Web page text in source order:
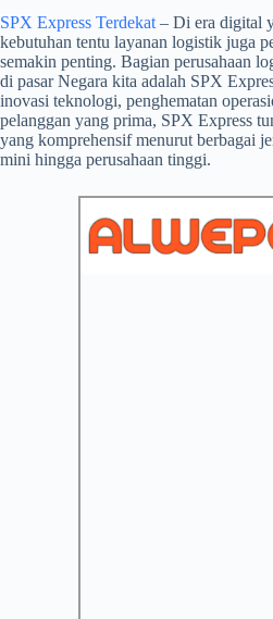
SPX Express Terdekat – Di era digital
kebutuhan tentu layanan logistik juga
semakin penting. Bagian perusahaan
di pasar Negara kita adalah SPX
inovasi teknologi, penghematan
pelanggan yang prima, SPX Express
yang komprehensif menurut berbagai
mini hingga perusahaan tinggi.